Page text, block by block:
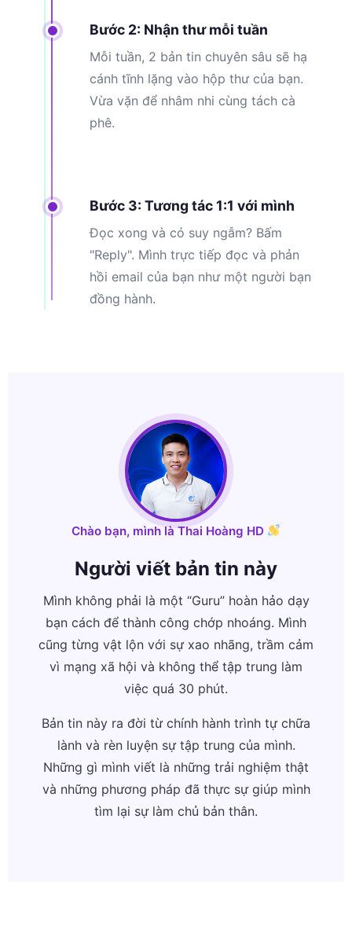
Bước 2: Nhận thư mỗi tuần
Mỗi tuần, 2 bản tin chuyên sâu sẽ hạ
cánh tĩnh lặng vào hộp thư của bạn.
Vừa vặn để nhâm nhi cùng tách cà
phê.
Bước 3: Tương tác 1:1 với mình
Đọc xong và có suy ngẫm? Bấm
"Reply". Mình trực tiếp đọc và phản
hồi email của bạn như một người bạn
đồng hành.
Chào bạn, mình là Thai Hoàng HD
Người viết bản tin này
Mình không phải là một “Guru” hoàn hảo dạy
bạn cách để thành công chớp nhoáng. Mình
cũng từng vật lộn với sự xao nhãng, trầm cảm
vì mạng xã hội và không thể tập trung làm
việc quá 30 phút.
Bản tin này ra đời từ chính hành trình tự chữa
lành và rèn luyện sự tập trung của mình.
Những gì mình viết là những trải nghiệm thật
và những phương pháp đã thực sự giúp mình
tìm lại sự làm chủ bản thân.